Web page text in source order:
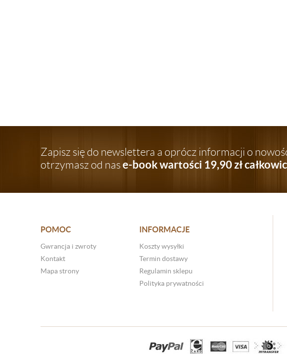
Zapisz się do newslettera a oprócz informacji o
otrzymasz od nase-book wartości 19,90 zł
POMOC
Gwrancja i zwroty
Kontakt
Mapa strony
INFORMACJE
Koszty wysyłki
Termin dostawy
Regulamin sklepu
Polityka prywatności